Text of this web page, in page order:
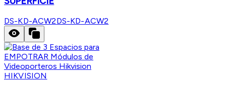
DS-KD-ACW2DS-KD-ACW2
HIKVISION